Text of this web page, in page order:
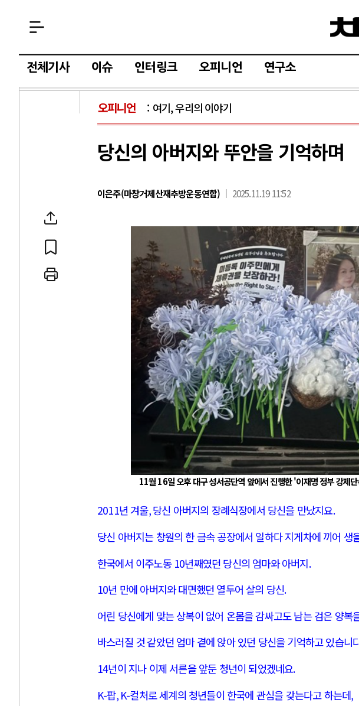
전체기사 이슈 인터링크 오피니언 연구소
오피니언 여기, 우리의 이야기
당신의 아버지와 뚜안을 기억하며
이은주(마창거제산재추방운동연합) 2025.11.19 11:52
11월 16일 오후 대구 성서공단역 앞에서 진행한 '이재명 정부 강제
2011년 겨울,당신 아버지의 장례식장에서 당신을 만났지요.
당신 아버지는 창원의 한 금속 공장에서 일하다 지게차에 끼어 생
한국에서 이주노동 10년째였던 당신의 엄마와 아버지.
10년 만에 아버지와 대면했던 열두어 살의 당신.
어린 당신에게 맞는 상복이 없어 온몸을 감싸고도 남는 검은 양복
바스러질 것 같았던 엄마 곁에 앉아 있던 당신을 기억하고 있습니
14년이 지나 이제 서른을 앞둔 청년이 되었겠네요.
K-팝, K-컬처로 세계의 청년들이 한국에 관심을 갖는다고 하는데,